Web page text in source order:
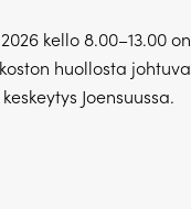
kello 8.00–13.00 on
huollosta johtuva
Joensuussa.